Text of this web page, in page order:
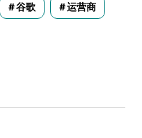
谷歌 运营商